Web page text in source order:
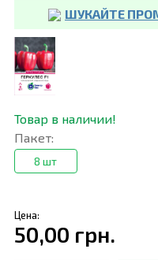
ШУКАЙТЕ
Товар в наличии!
Пакет:
8 шт
Цена:
50,00 грн.